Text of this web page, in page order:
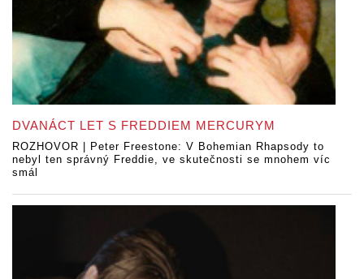
DVANÁCT LET S FREDDIEM MERCURYM
ROZHOVOR | Peter Freestone: V Bohemian Rhapsody to
nebyl ten správný Freddie, ve skutečnosti se mnohem víc
smál